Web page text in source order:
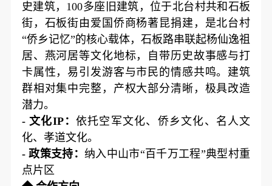
史建筑，100多座旧建筑，位于北台村共和石板
街，石板街由爱国侨商杨著昆捐建，是北台村
“侨乡记忆”的核心载体，石板路串联起杨仙逸祖
居、燕河居等文化地标，自带历史故事感与打
卡属性，易引发游客与市民的情感共鸣。建筑
群相对集中完整，产权大部分清晰，极具改造
潜力。
- 文化IP： 依托空军文化、侨乡文化、名人文
化、孝道文化。
- 政策支持： 纳入中山市“百千万工程”典型村重
点片区